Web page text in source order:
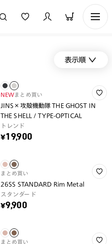
表示順
NEWまとめ買い
JINS×攻殻機動隊 THE GHOST IN
THE SHELL / TYPE-OPTICAL
トレンド
¥19,900
まとめ買い
26SS STANDARD Rim Metal
スタンダード
¥9,900
まとめ買い